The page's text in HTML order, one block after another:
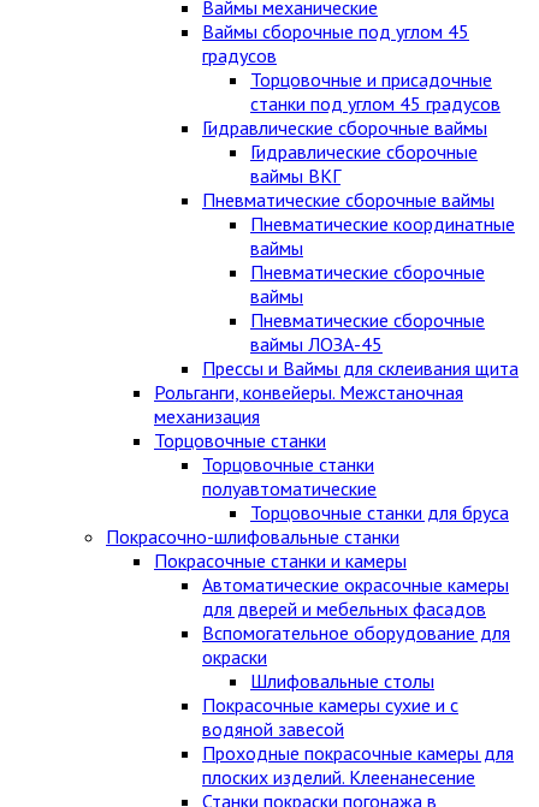
Ваймы механические
Ваймы сборочные под углом 45
градусов
Торцовочные и присадочные
станки под углом 45 градусов
Гидравлические сборочные ваймы
Гидравлические сборочные
ваймы ВКГ
Пневматические сборочные ваймы
Пневматические координатные
ваймы
Пневматические сборочные
ваймы
Пневматические сборочные
ваймы ЛОЗА-45
Прессы и Ваймы для склеивания щита
Рольганги, конвейеры. Межстаночная
механизация
Торцовочные станки
Торцовочные станки
полуавтоматические
Торцовочные станки для бруса
Покрасочно-шлифовальные станки
Покрасочные станки и камеры
Автоматические окрасочные камеры
для дверей и мебельных фасадов
Вспомогательное оборудование для
окраски
Шлифовальные столы
Покрасочные камеры сухие и с
водяной завесой
Проходные покрасочные камеры для
плоских изделий. Клеенанесение
Станки покраски погонажа в